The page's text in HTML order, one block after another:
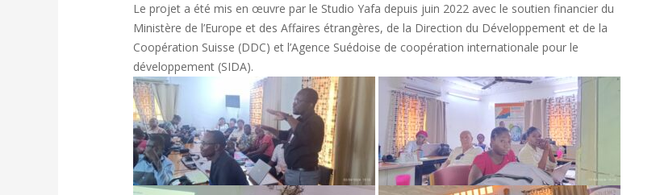
Le projet a été mis en œuvre par le Studio Yafa depuis juin 2022 avec le soutien financier du
Ministère de l’Europe et des Affaires étrangères, de la Direction du Développement et de la
Coopération Suisse (DDC) et l’Agence Suédoise de coopération internationale pour le
développement (SIDA).